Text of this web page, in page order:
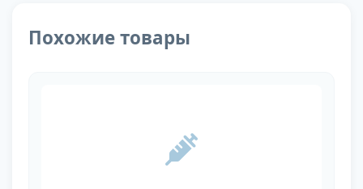
Похожие товары